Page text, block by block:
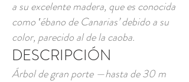
a su excelente madera, que es conocida
como ‛ébano de Canarias’ debido a su
color, parecido al de la caoba.
DESCRIPCIÓN
Árbol de gran porte —hasta de 30 m